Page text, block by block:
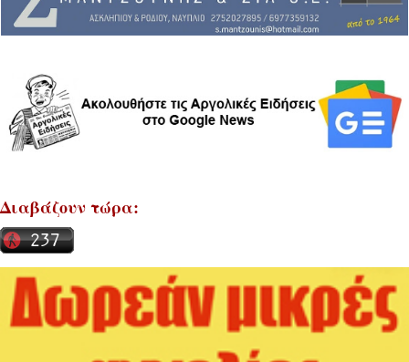
Διαβάζουν τώρα: